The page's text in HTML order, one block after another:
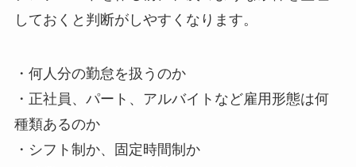
しておくと判断がしやすくなります。
・何人分の勤怠を扱うのか
・正社員、パート、アルバイトなど雇用形態は何
種類あるのか
・シフト制か、固定時間制か